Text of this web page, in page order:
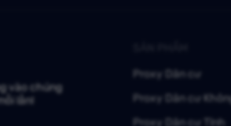
vào chúng
lần!
Proxy Dân cư
Proxy Dân cư
Proxy Dân cư Tĩnh